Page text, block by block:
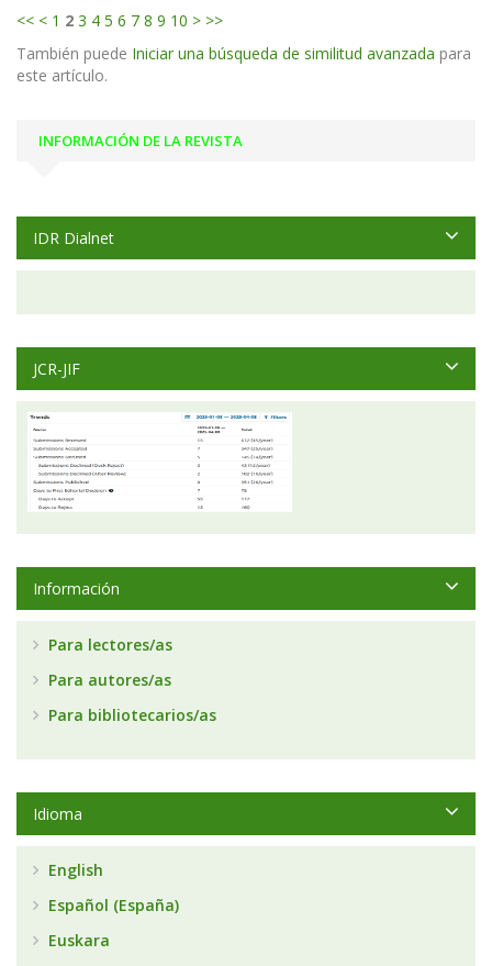
<< < 1 2 3 4 5 6 7 8 9 10 > >>
También puede Iniciar una búsqueda de similitud avanzada para
este artículo.
INFORMACIÓN DE LA REVISTA
IDR Dialnet
JCR-JIF
Información
Para lectores/as
Para autores/as
Para bibliotecarios/as
Idioma
English
Español (España)
Euskara